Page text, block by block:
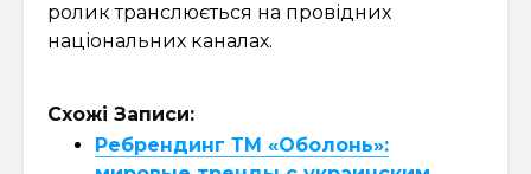
ролик транслюється на провідних
національних каналах.
Схожі Записи:
Ребрендинг ТМ «Оболонь»: